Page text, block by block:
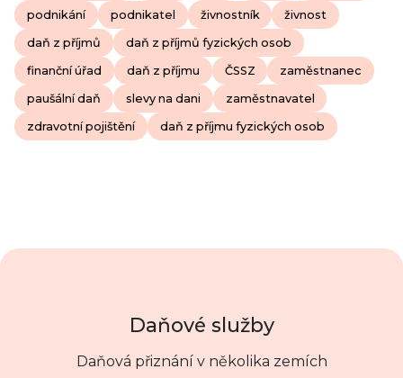
podnikání podnikatel živnostník živnost
daň z příjmů daň z příjmů fyzických osob
finanční úřad daň z příjmu ČSSZ zaměstnanec
paušální daň slevy na dani zaměstnavatel
zdravotní pojištění daň z příjmu fyzických osob
Daňové služby
Daňová přiznání v několika zemích